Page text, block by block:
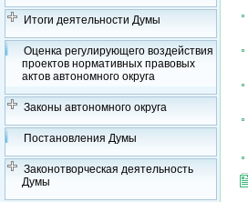
Итоги деятельности Думы
Оценка регулирующего воздействия
проектов нормативных правовых
актов автономного округа
Законы автономного округа
Постановления Думы
Законотворческая деятельность
Думы